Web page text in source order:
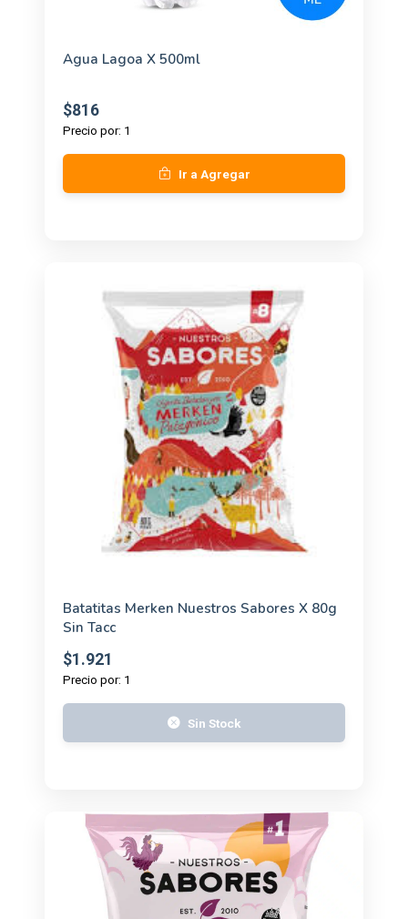
Agua Lagoa X 500ml
$816
Precio por: 1
Ir a Agregar
Batatitas Merken Nuestros Sabores X 80g
Sin Tacc
$1.921
Precio por: 1
Sin Stock